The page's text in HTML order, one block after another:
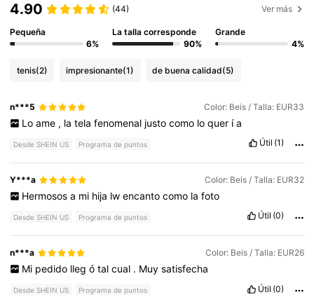
4.90 (44) Ver más
Pequeña
6%
La talla corresponde
90%
Grande
4%
tenis(2) impresionante(1) de buena calidad(5)
n***5 Color: Beis / Talla: EUR33
Lo ame , la tela fenomenal justo como lo quer ía
Desde SHEIN US Programa de puntos Útil (1)
Y***a Color: Beis / Talla: EUR32
Hermosos a mi hija lw encanto como la foto
Desde SHEIN US Programa de puntos Útil (0)
n***a Color: Beis / Talla: EUR26
Mi pedido lleg ó tal cual . Muy satisfecha
Desde SHEIN US Programa de puntos Útil (0)